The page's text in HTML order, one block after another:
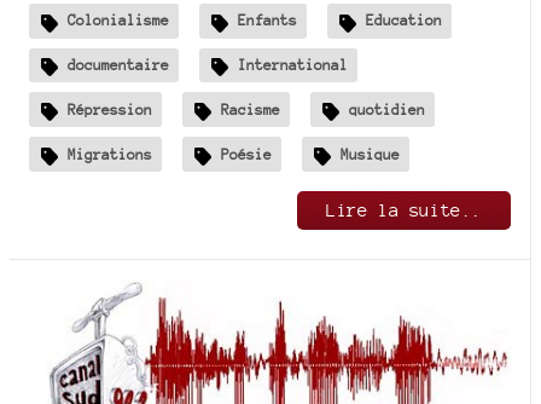
Colonialisme Enfants Education
documentaire International
Répression Racisme quotidien
Migrations Poésie Musique
Lire la suite..